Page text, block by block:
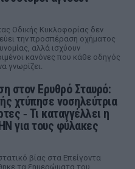
Οδικής Κυκλοφορίας δεν
την προσπέραση οχήματος
αλλά ισχύουν
κανόνες που κάθε οδηγός
γνωρίζει.
στον Ερυθρό Σταυρό:
χτύπησε νοσηλεύτρια
‑ Τι καταγγέλλει η
για τους φύλακες
βίας στα Επείγοντα
τα ξημερώματα του